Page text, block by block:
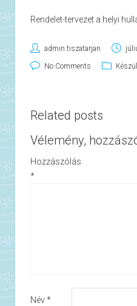
Rendelet-tervezet a helyi
admin.tiszatarjan
No Comments
Related posts
Vélemény,
Hozzászólás
*
Név*